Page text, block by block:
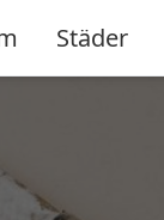
Städer